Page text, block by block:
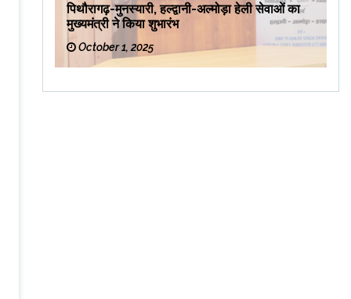
पिथौरागढ़-मुनस्यारी, हल्द्वानी-अल्मोड़ा हेली सेवाओं का
मुख्यमंत्री ने किया शुभारंभ
October 1, 2025